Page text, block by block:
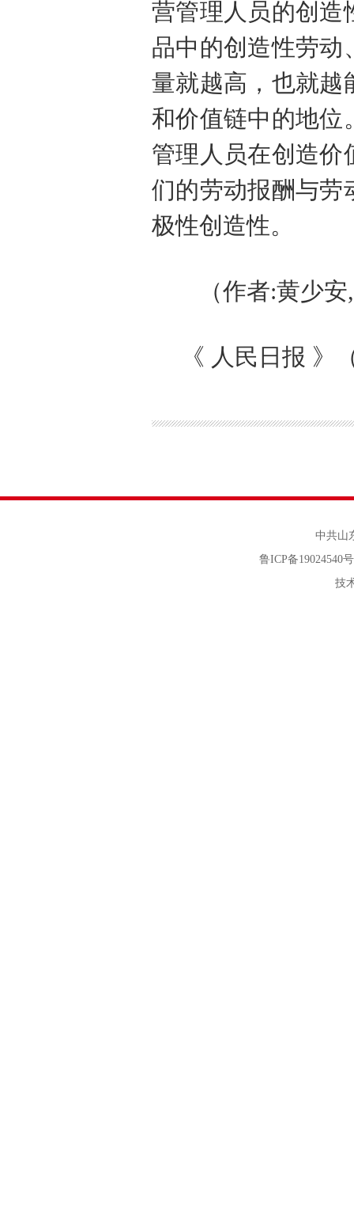
营管理人员的创造
品中的创造性劳动
量就越高，也就越
和价值链中的地位
管理人员在创造价
们的劳动报酬与劳
极性创造性。
（作者:黄少安
《 人民日报 》
中共山
鲁ICP备19024540
技